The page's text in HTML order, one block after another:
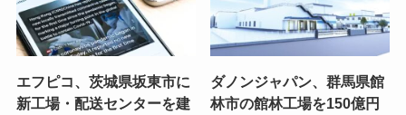
エフピコ、茨城県坂東市に
新工場・配送センターを建
ダノンジャパン、群馬県館
林市の館林工場を150億円